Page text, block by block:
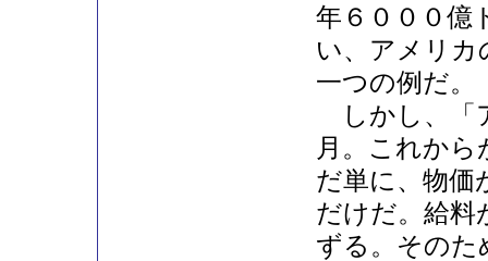
年６０００億
い、アメリカ
一つの例だ。
しかし、「
月。これか
だ単に、物価
だけだ。給料
ずる。そのた